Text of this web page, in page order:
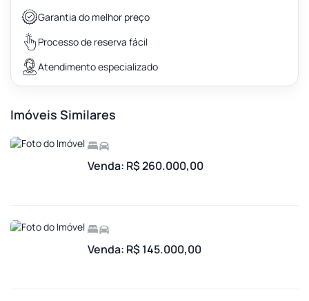
Garantia do melhor preço
Processo de reserva fácil
Atendimento especializado
Imóveis Similares
Venda: R$ 260.000,00
Venda: R$ 145.000,00